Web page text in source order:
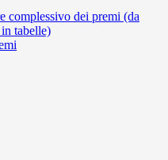
complessivo dei premi (da
tabelle)